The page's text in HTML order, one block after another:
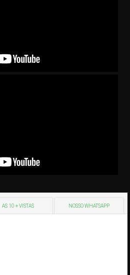
AS 10 + VISTAS NOSSO WHATSAPP